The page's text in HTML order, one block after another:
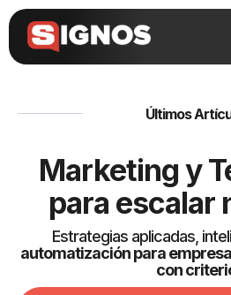
Últimos
Marketing y
para escalar
Estrategias aplicadas,
automatización para
con